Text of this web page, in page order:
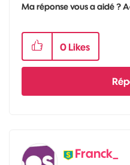
Ma réponse vous a aidé ?
0 Likes
Franck_